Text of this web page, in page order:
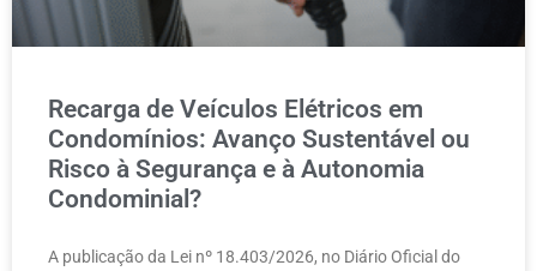
Recarga de Veículos Elétricos em
Condomínios: Avanço Sustentável ou
Risco à Segurança e à Autonomia
Condominial?
A publicação da Lei nº 18.403/2026, no Diário Oficial do